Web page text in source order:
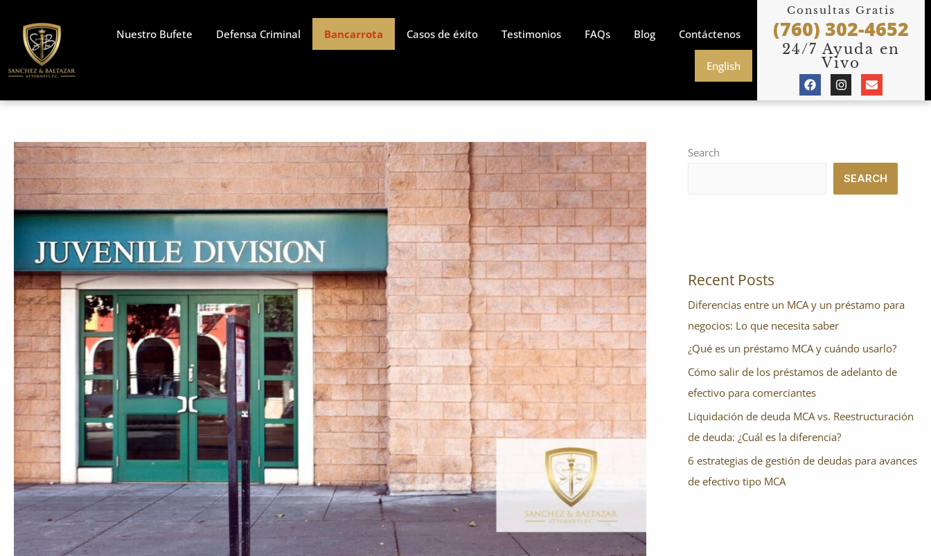
content
Nuestro Bufete Defensa Criminal Bancarrota Casos de éxito Testimonios FAQs Blog Contáctenos
English
Consultas Gratis
(760) 302-4652
24/7 Ayuda en
Vivo
F
a
c
I
n
s
a
m
E
n
v
e
Search
SEARCH
Recent Posts
Diferencias entre un MCA y un préstamo para
negocios: Lo que necesita saber
¿Qué es un préstamo MCA y cuándo usarlo?
Cómo salir de los préstamos de adelanto de
efectivo para comerciantes
Liquidación de deuda MCA vs. Reestructuración
de deuda: ¿Cuál es la diferencia?
6 estrategias de gestión de deudas para avances
de efectivo tipo MCA